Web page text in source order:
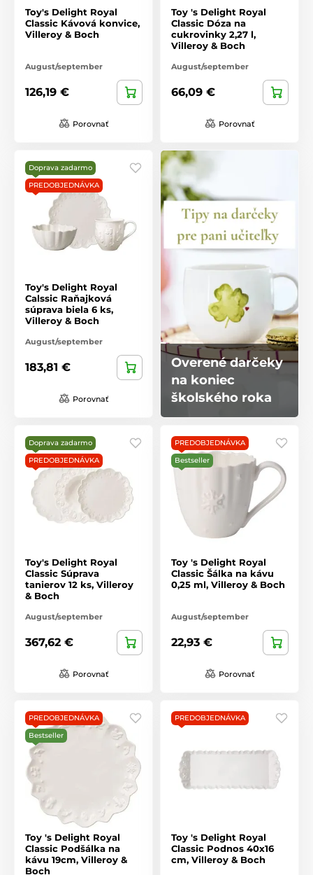
Toy's Delight Royal
Classic Kávová konvice,
Villeroy & Boch
August/september
126,19 €
Porovnať
Toy 's Delight Royal
Classic Dóza na
cukrovinky 2,27 l,
Villeroy & Boch
August/september
66,09 €
Porovnať
Doprava zadarmo
PREDOBJEDNÁVKA
Toy's Delight Royal
Calssic Raňajková
súprava biela 6 ks,
Villeroy & Boch
August/september
183,81 €
Porovnať
Overené darčeky
na koniec
školského roka
Doprava zadarmo
PREDOBJEDNÁVKA
Toy's Delight Royal
Classic Súprava
tanierov 12 ks, Villeroy
& Boch
August/september
367,62 €
Porovnať
PREDOBJEDNÁVKA
Bestseller
Toy 's Delight Royal
Classic Šálka ​​na kávu
0,25 ml, Villeroy & Boch
August/september
22,93 €
Porovnať
PREDOBJEDNÁVKA
Bestseller
Toy 's Delight Royal
Classic Podšálka na
kávu 19cm, Villeroy &
Boch
PREDOBJEDNÁVKA
Toy 's Delight Royal
Classic Podnos 40x16
cm, Villeroy & Boch